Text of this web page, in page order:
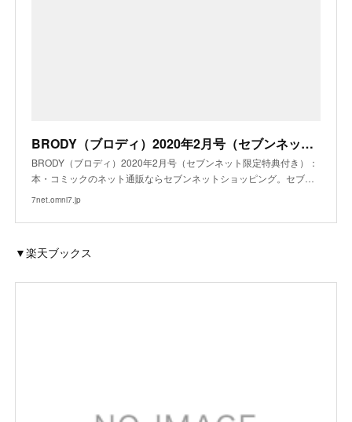
BRODY（ブロディ）2020年2月号（セブンネット限定特典付き） 通販｜セブンネットショッピング
BRODY（ブロディ）2020年2月号（セブンネット限定特典付き）：
本・コミックのネット通販ならセブンネットショッピング。セブ…
7net.omni7.jp
▼楽天ブックス